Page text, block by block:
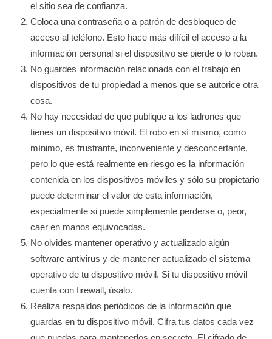
el sitio sea de confianza.
Coloca una contraseña o a patrón de desbloqueo de
acceso al teléfono. Esto hace más difícil el acceso a la
información personal si el dispositivo se pierde o lo roban.
No guardes información relacionada con el trabajo en
dispositivos de tu propiedad a menos que se autorice otra
cosa.
No hay necesidad de que publique a los ladrones que
tienes un dispositivo móvil. El robo en sí mismo, como
mínimo, es frustrante, inconveniente y desconcertante,
pero lo que está realmente en riesgo es la información
contenida en los dispositivos móviles y sólo su propietario
puede determinar el valor de esta información,
especialmente si puede simplemente perderse o, peor,
caer en manos equivocadas.
No olvides mantener operativo y actualizado algún
software antivirus y de mantener actualizado el sistema
operativo de tu dispositivo móvil. Si tu dispositivo móvil
cuenta con firewall, úsalo.
Realiza respaldos periódicos de la información que
guardas en tu dispositivo móvil. Cifra tus datos cada vez